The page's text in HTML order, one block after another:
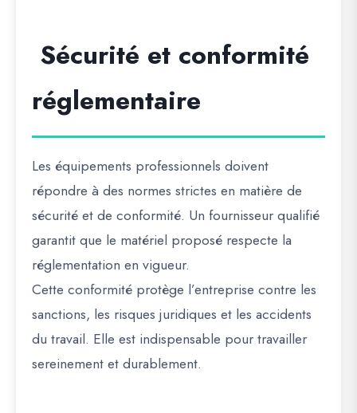
Sécurité et conformité
réglementaire
Les équipements professionnels doivent
répondre à des normes strictes en matière de
sécurité et de conformité. Un fournisseur qualifié
garantit que le matériel proposé respecte la
réglementation en vigueur.
Cette conformité protège l’entreprise contre les
sanctions, les risques juridiques et les accidents
du travail. Elle est indispensable pour travailler
sereinement et durablement.